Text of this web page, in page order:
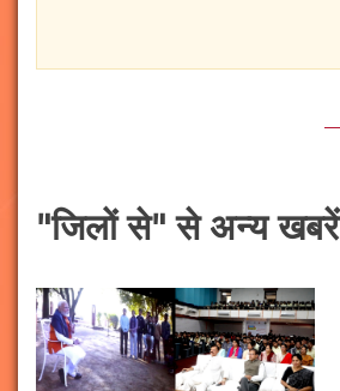
"जिलों से" से अन्य खबरें